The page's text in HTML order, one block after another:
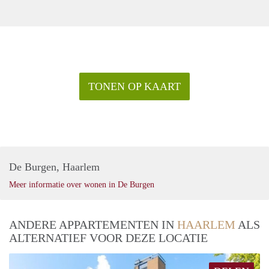
TONEN OP KAART
De Burgen, Haarlem
Meer informatie over wonen in De Burgen
ANDERE APPARTEMENTEN IN HAARLEM ALS
ALTERNATIEF VOOR DEZE LOCATIE